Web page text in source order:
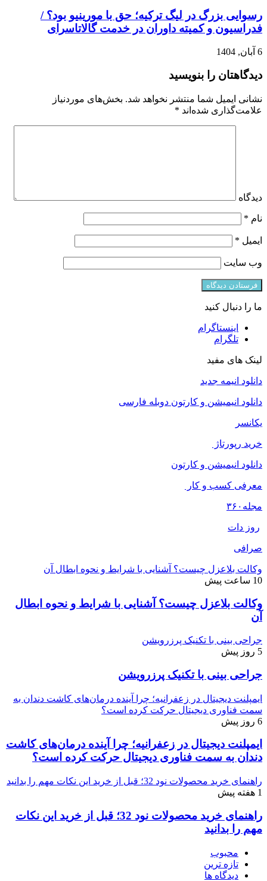
رسوایی بزرگ در لیگ ترکیه؛ حق با مورینیو بود؟ /
فدراسیون و کمیته داوران در خدمت گالاتاسرای
6 آبان, 1404
دیدگاهتان را بنویسید
نشانی ایمیل شما منتشر نخواهد شد. بخش‌های موردنیاز
علامت‌گذاری شده‌اند *
دیدگاه
نام *
ایمیل *
وب‌ سایت
ما را دنبال کنید
اینستاگرام
تلگرام
لینک های مفید
دانلود انیمه جدید
دانلود انیمیشن و کارتون دوبله فارسی
یکانسر
خرید رپورتاژ
دانلود انیمیشن و کارتون
معرفی کسب و کار
مجله ۳۶۰
روز دات
صرافی
وکالت بلاعزل چیست؟ آشنایی با شرایط و نحوه ابطال آن
10 ساعت پیش
وکالت بلاعزل چیست؟ آشنایی با شرایط و نحوه ابطال
آن
جراحی بینی با تکنیک پرزرویشن
5 روز پیش
جراحی بینی با تکنیک پرزرویشن
ایمپلنت دیجیتال در زعفرانیه؛ چرا آینده درمان‌های کاشت دندان به
سمت فناوری دیجیتال حرکت کرده است؟
6 روز پیش
ایمپلنت دیجیتال در زعفرانیه؛ چرا آینده درمان‌های کاشت
دندان به سمت فناوری دیجیتال حرکت کرده است؟
راهنمای خرید محصولات نود 32؛ قبل از خرید این نکات مهم را بدانید
1 هفته پیش
راهنمای خرید محصولات نود 32؛ قبل از خرید این نکات
مهم را بدانید
محبوب
تازه ترین
دیدگاه ها